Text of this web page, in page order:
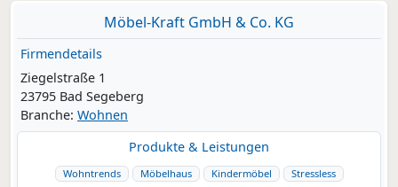
Möbel-Kraft GmbH & Co. KG
Firmendetails
Ziegelstraße 1
23795 Bad Segeberg
Branche: Wohnen
Produkte & Leistungen
Wohntrends Möbelhaus Kindermöbel
Stressless